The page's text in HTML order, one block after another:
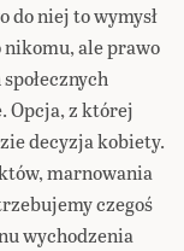
do niej to wymysł
nikomu, ale prawo
Opcja, z której
decyzja kobiety.
marnowania
czegoś
wychodzenia